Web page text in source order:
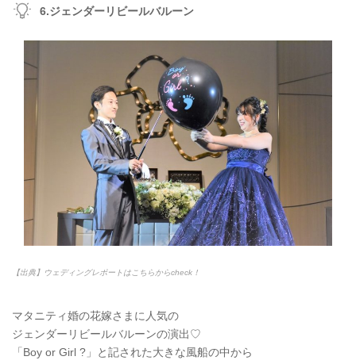
6.ジェンダーリビールバルーン
【出典】ウェディングレポートはこちらからcheck！
マタニティ婚の花嫁さまに人気の
ジェンダーリビールバルーンの演出♡
「Boy or Girl ?」と記された大きな風船の中から